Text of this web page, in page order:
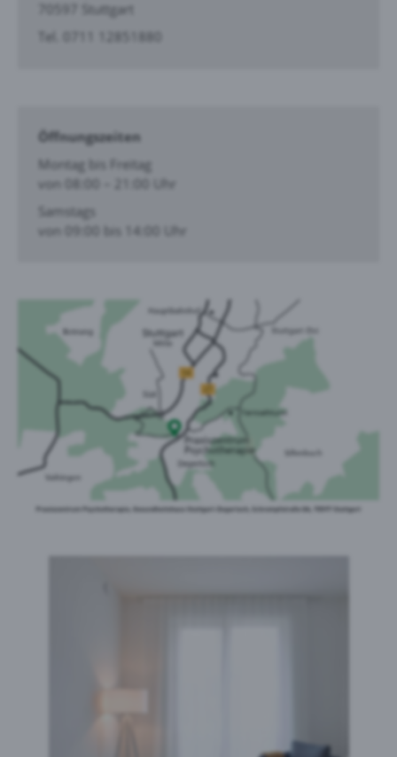
70597 Stuttgart
Tel. 0711 12851880
Öffnungszeiten
Montag bis Freitag
von 08:00 – 21:00 Uhr
Samstags
von 09:00 bis 14:00 Uhr